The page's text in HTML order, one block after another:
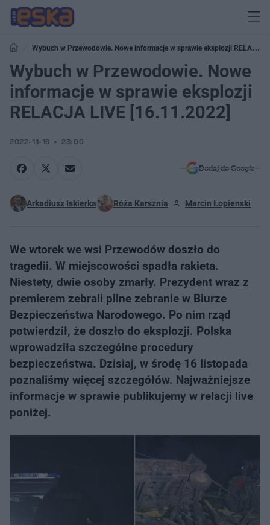
Wybuch w Przewodowie. Nowe informacje w sprawie eksplozji RELACJA
LIVE [16.11.2022]
Wybuch w Przewodowie. Nowe
informacje w sprawie eksplozji
RELACJA LIVE [16.11.2022]
2022-11-16 23:00
Dodaj do Google
Arkadiusz Iskierka Róża Karsznia Marcin Łopienski
We wtorek we wsi Przewodów doszło do
tragedii. W miejscowości spadła rakieta.
Niestety, dwie osoby zmarły. Prezydent wraz z
premierem zebrali pilne zebranie w Biurze
Bezpieczeństwa Narodowego. Po nim rząd
potwierdził, że doszło do eksplozji. Polska
wprowadziła szczególne procedury
bezpieczeństwa. Dzisiaj, w środę 16 listopada
poznaliśmy więcej szczegółów. Najważniejsze
informacje w sprawie publikujemy w relacji live
poniżej.